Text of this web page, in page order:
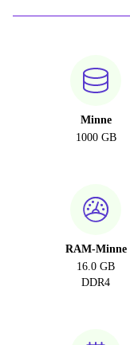
Minne
1000 GB
RAM-Minne
16.0 GB
DDR4